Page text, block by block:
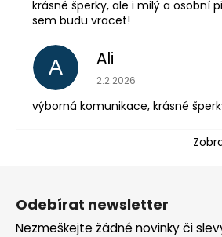
krásné šperky, ale i milý a osobní
sem budu vracet!
A Ali
Hodnocení obchodu je
2.2.2026
výborná komunikace, krásné
Z
Odebírat newsletter
Nezmeškejte žádné novinky či